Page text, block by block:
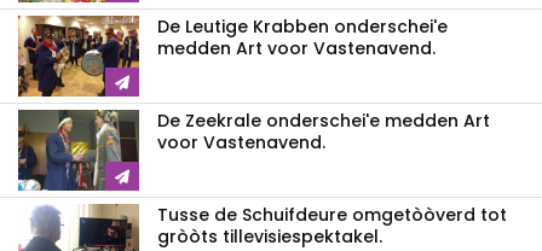
De Leutige Krabben onderschei'e
medden Art voor Vastenavend.
De Zeekrale onderschei'e medden Art
voor Vastenavend.
Tusse de Schuifdeure omgetòòverd tot
gròòts tillevisiespektakel.